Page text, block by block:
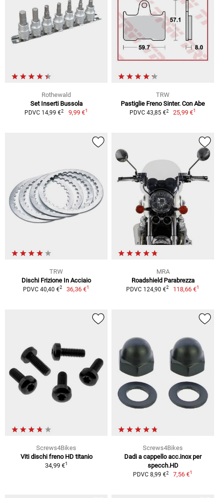
Rothewald
Set Inserti Bussola
PDVC 14,99 €2 9,99 €1
TRW
Pastiglie Freno Sinter. Con Abe
PDVC 43,85 €2 25,99 €1
TRW
Dischi Frizione In Acciaio
PDVC 40,40 €2 36,36 €1
MRA
Roadshield Parabrezza
PDVC 124,90 €2 118,66 €1
Screws4Bikes
Viti dischi freno HD titanio
34,99 €1
Screws4Bikes
Dadi a cappello acc.inox per
specch.HD
PDVC 8,99 €2 7,56 €1